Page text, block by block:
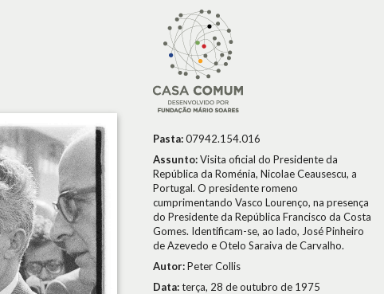
Pasta:07942.154.016
Assunto:Visita oficial do Presidente da
República da Roménia, Nicolae Ceausescu, a
Portugal. O presidente romeno
cumprimentando Vasco Lourenço, na presença
do Presidente da República Francisco da Costa
Gomes. Identificam-se, ao lado, José Pinheiro
de Azevedo e Otelo Saraiva de Carvalho.
Autor:Peter Collis
Data:terça, 28 de outubro de 1975